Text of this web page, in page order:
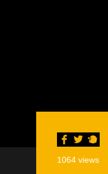
1064 views